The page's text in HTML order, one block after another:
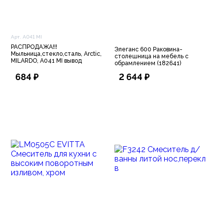
Арт. A041 MI
РАСПРОДАЖА!!!
Мыльница,стекло,сталь, Arctic,
MILARDO, A041 MI вывод
684 ₽
Элеганс 600 Раковина-
столешница на мебель с
обрамлением (182641)
2 644 ₽